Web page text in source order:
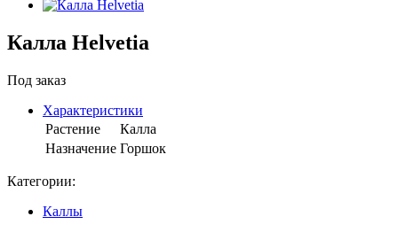
Калла Helvetia
Под заказ
Характеристики
Растение
Калла
Назначение Горшок
Категории:
Каллы